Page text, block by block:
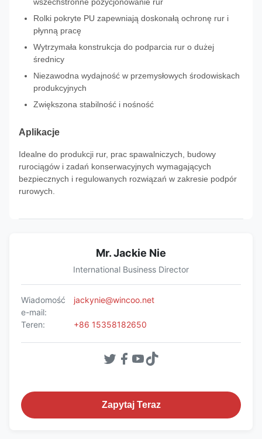
wszechstronne pozycjonowanie rur
Rolki pokryte PU zapewniają doskonałą ochronę rur i
płynną pracę
Wytrzymała konstrukcja do podparcia rur o dużej
średnicy
Niezawodna wydajność w przemysłowych środowiskach
produkcyjnych
Zwiększona stabilność i nośność
Aplikacje
Idealne do produkcji rur, prac spawalniczych, budowy
rurociągów i zadań konserwacyjnych wymagających
bezpiecznych i regulowanych rozwiązań w zakresie podpór
rurowych.
Mr. Jackie Nie
International Business Director
Wiadomość
e-mail:
jackynie@wincoo.net
Teren: +86 15358182650
Zapytaj Teraz